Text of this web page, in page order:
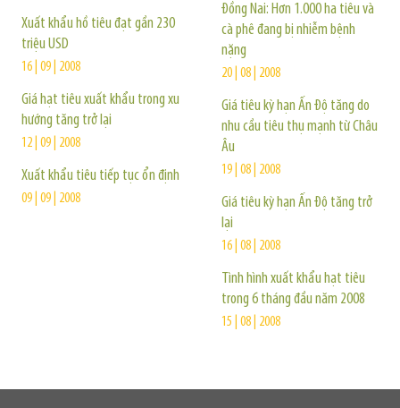
Xuất khẩu hồ tiêu đạt gần 230
triệu USD
16 | 09 | 2008
Giá hạt tiêu xuất khẩu trong xu
hướng tăng trở lại
12 | 09 | 2008
Xuất khẩu tiêu tiếp tục ổn định
09 | 09 | 2008
Đồng Nai: Hơn 1.000 ha tiêu và
cà phê đang bị nhiễm bệnh
nặng
20 | 08 | 2008
Giá tiêu kỳ hạn Ấn Độ tăng do
nhu cầu tiêu thụ mạnh từ Châu
Âu
19 | 08 | 2008
Giá tiêu kỳ hạn Ấn Độ tăng trở
lại
16 | 08 | 2008
Tình hình xuất khẩu hạt tiêu
trong 6 tháng đầu năm 2008
15 | 08 | 2008